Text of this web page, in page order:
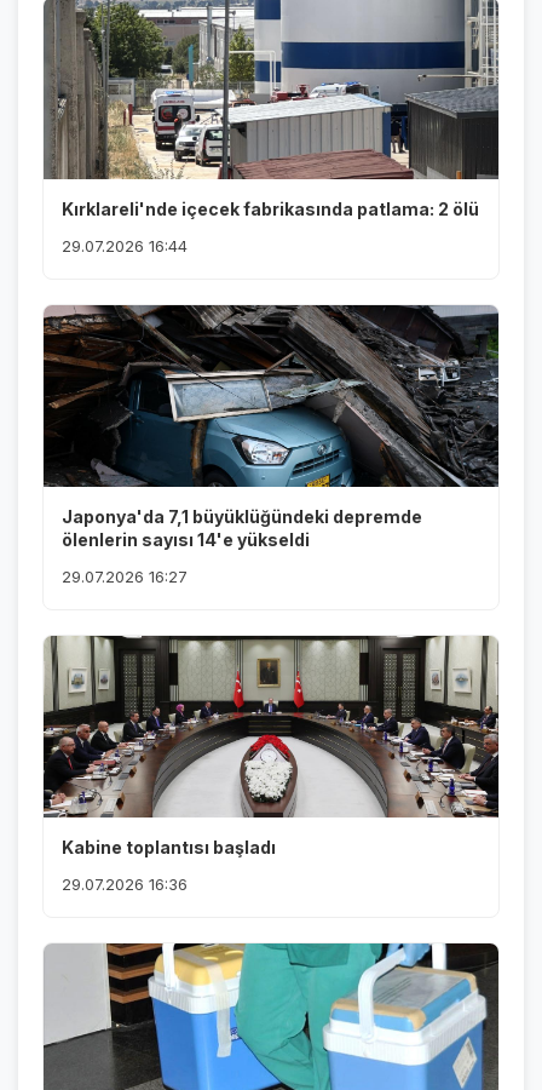
Kırklareli'nde içecek fabrikasında patlama: 2 ölü
29.07.2026 16:44
Japonya'da 7,1 büyüklüğündeki depremde
ölenlerin sayısı 14'e yükseldi
29.07.2026 16:27
Kabine toplantısı başladı
29.07.2026 16:36